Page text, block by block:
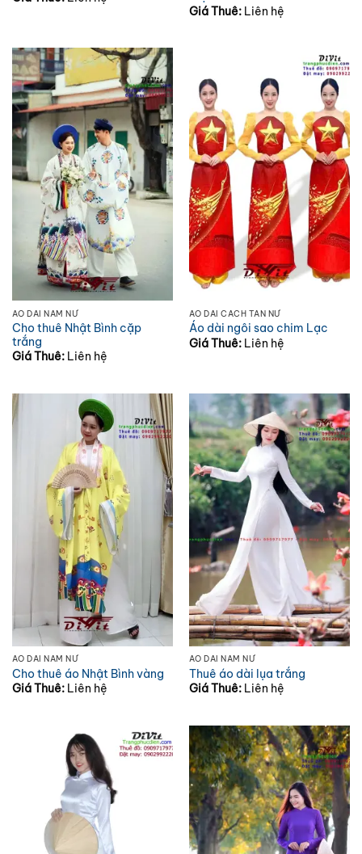
Giá Thuê: Liên hệ
ÁO DÀI NAM NỮ
Cho thuê Nhật Bình cặp
trắng
Giá Thuê: Liên hệ
ÁO DÀI CÁCH TÂN NỮ
Áo dài ngôi sao chim Lạc
Giá Thuê: Liên hệ
ÁO DÀI NAM NỮ
Cho thuê áo Nhật Bình vàng
Giá Thuê: Liên hệ
ÁO DÀI NAM NỮ
Thuê áo dài lụa trắng
Giá Thuê: Liên hệ